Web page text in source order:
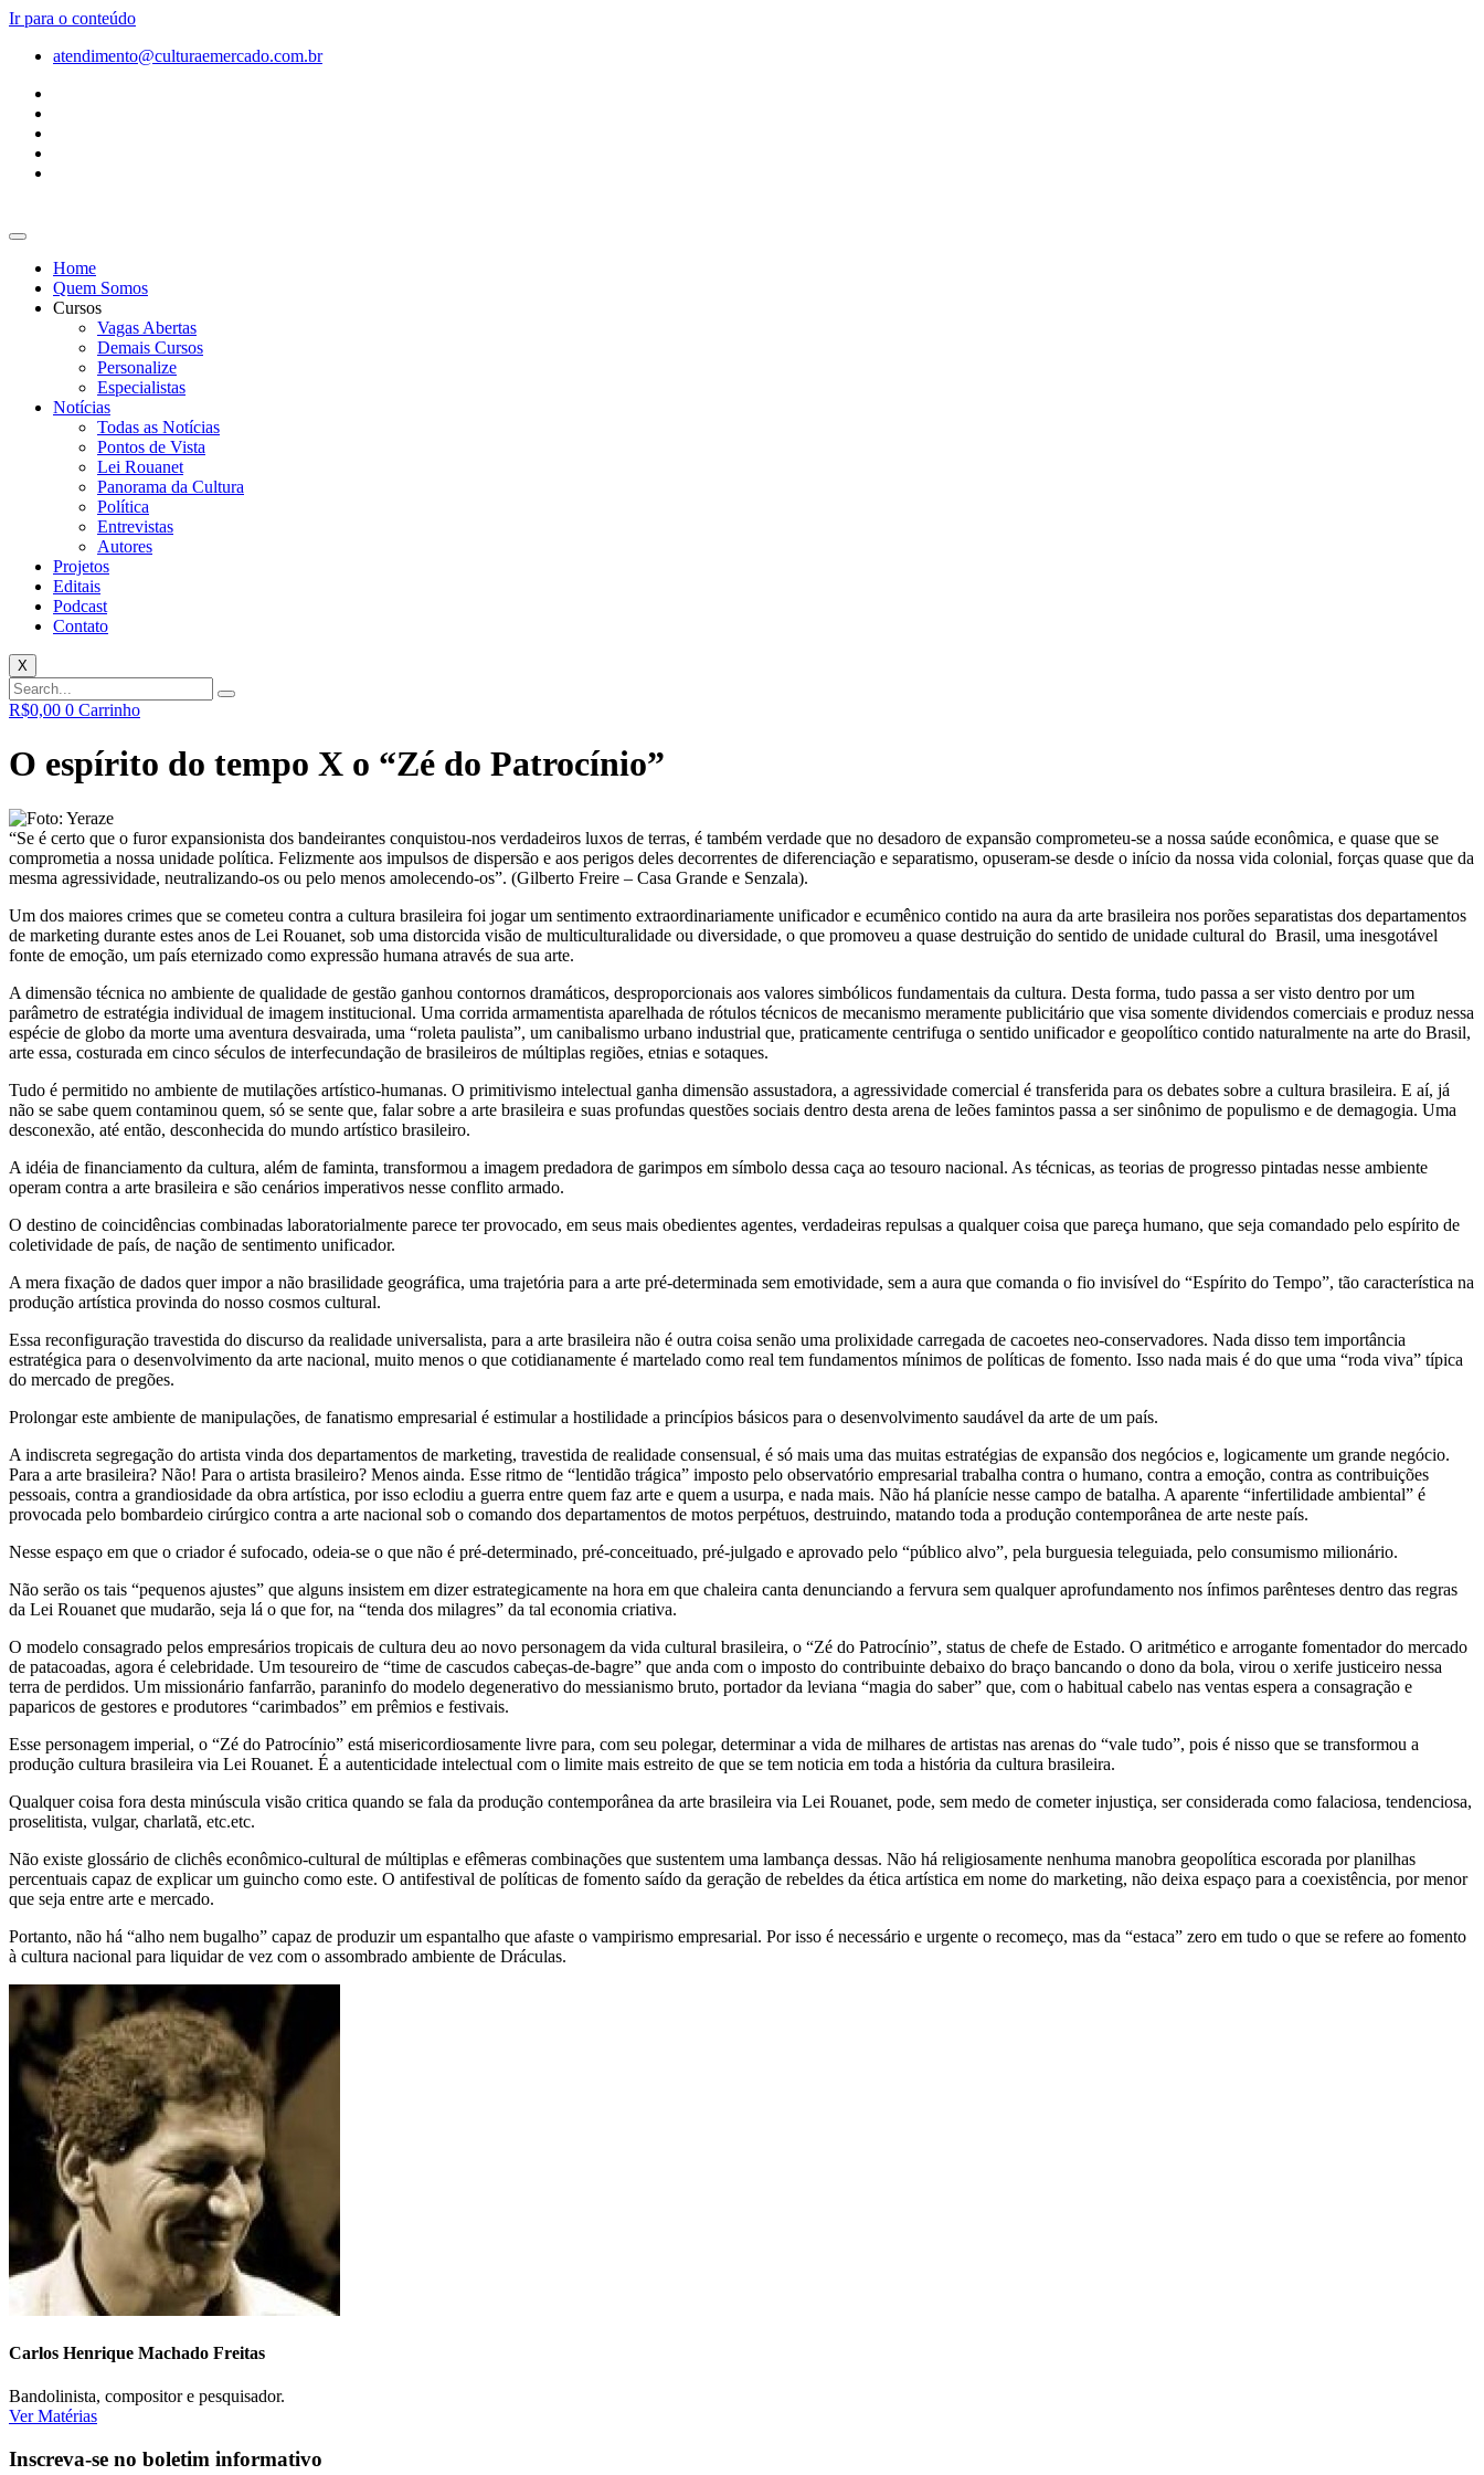
Ir para o conteúdo
atendimento@culturaemercado.com.br
Home
Quem Somos
Cursos
Vagas Abertas
Demais Cursos
Personalize
Especialistas
Notícias
Todas as Notícias
Pontos de Vista
Lei Rouanet
Panorama da Cultura
Política
Entrevistas
Autores
Projetos
Editais
Podcast
Contato
X
R$0,00 0 Carrinho
O espírito do tempo X o “Zé do Patrocínio”
“Se é certo que o furor expansionista dos bandeirantes conquistou-nos verdadeiros luxos de terras, é também verdade que no desadoro de expansão comprometeu-se a nossa saúde econômica, e quase que se
comprometia a nossa unidade política. Felizmente aos impulsos de dispersão e aos perigos deles decorrentes de diferenciação e separatismo, opuseram-se desde o início da nossa vida colonial, forças quase que da
mesma agressividade, neutralizando-os ou pelo menos amolecendo-os”. (Gilberto Freire – Casa Grande e Senzala).
Um dos maiores crimes que se cometeu contra a cultura brasileira foi jogar um sentimento extraordinariamente unificador e ecumênico contido na aura da arte brasileira nos porões separatistas dos departamentos
de marketing durante estes anos de Lei Rouanet, sob uma distorcida visão de multiculturalidade ou diversidade, o que promoveu a quase destruição do sentido de unidade cultural do Brasil, uma inesgotável
fonte de emoção, um país eternizado como expressão humana através de sua arte.
A dimensão técnica no ambiente de qualidade de gestão ganhou contornos dramáticos, desproporcionais aos valores simbólicos fundamentais da cultura. Desta forma, tudo passa a ser visto dentro por um
parâmetro de estratégia individual de imagem institucional. Uma corrida armamentista aparelhada de rótulos técnicos de mecanismo meramente publicitário que visa somente dividendos comerciais e produz nessa
espécie de globo da morte uma aventura desvairada, uma “roleta paulista”, um canibalismo urbano industrial que, praticamente centrifuga o sentido unificador e geopolítico contido naturalmente na arte do Brasil,
arte essa, costurada em cinco séculos de interfecundação de brasileiros de múltiplas regiões, etnias e sotaques.
Tudo é permitido no ambiente de mutilações artístico-humanas. O primitivismo intelectual ganha dimensão assustadora, a agressividade comercial é transferida para os debates sobre a cultura brasileira. E aí, já
não se sabe quem contaminou quem, só se sente que, falar sobre a arte brasileira e suas profundas questões sociais dentro desta arena de leões famintos passa a ser sinônimo de populismo e de demagogia. Uma
desconexão, até então, desconhecida do mundo artístico brasileiro.
A idéia de financiamento da cultura, além de faminta, transformou a imagem predadora de garimpos em símbolo dessa caça ao tesouro nacional. As técnicas, as teorias de progresso pintadas nesse ambiente
operam contra a arte brasileira e são cenários imperativos nesse conflito armado.
O destino de coincidências combinadas laboratorialmente parece ter provocado, em seus mais obedientes agentes, verdadeiras repulsas a qualquer coisa que pareça humano, que seja comandado pelo espírito de
coletividade de país, de nação de sentimento unificador.
A mera fixação de dados quer impor a não brasilidade geográfica, uma trajetória para a arte pré-determinada sem emotividade, sem a aura que comanda o fio invisível do “Espírito do Tempo”, tão característica na
produção artística provinda do nosso cosmos cultural.
Essa reconfiguração travestida do discurso da realidade universalista, para a arte brasileira não é outra coisa senão uma prolixidade carregada de cacoetes neo-conservadores. Nada disso tem importância
estratégica para o desenvolvimento da arte nacional, muito menos o que cotidianamente é martelado como real tem fundamentos mínimos de políticas de fomento. Isso nada mais é do que uma “roda viva” típica
do mercado de pregões.
Prolongar este ambiente de manipulações, de fanatismo empresarial é estimular a hostilidade a princípios básicos para o desenvolvimento saudável da arte de um país.
A indiscreta segregação do artista vinda dos departamentos de marketing, travestida de realidade consensual, é só mais uma das muitas estratégias de expansão dos negócios e, logicamente um grande negócio.
Para a arte brasileira? Não! Para o artista brasileiro? Menos ainda. Esse ritmo de “lentidão trágica” imposto pelo observatório empresarial trabalha contra o humano, contra a emoção, contra as contribuições
pessoais, contra a grandiosidade da obra artística, por isso eclodiu a guerra entre quem faz arte e quem a usurpa, e nada mais. Não há planície nesse campo de batalha. A aparente “infertilidade ambiental” é
provocada pelo bombardeio cirúrgico contra a arte nacional sob o comando dos departamentos de motos perpétuos, destruindo, matando toda a produção contemporânea de arte neste país.
Nesse espaço em que o criador é sufocado, odeia-se o que não é pré-determinado, pré-conceituado, pré-julgado e aprovado pelo “público alvo”, pela burguesia teleguiada, pelo consumismo milionário.
Não serão os tais “pequenos ajustes” que alguns insistem em dizer estrategicamente na hora em que chaleira canta denunciando a fervura sem qualquer aprofundamento nos ínfimos parênteses dentro das regras
da Lei Rouanet que mudarão, seja lá o que for, na “tenda dos milagres” da tal economia criativa.
O modelo consagrado pelos empresários tropicais de cultura deu ao novo personagem da vida cultural brasileira, o “Zé do Patrocínio”, status de chefe de Estado. O aritmético e arrogante fomentador do mercado
de patacoadas, agora é celebridade. Um tesoureiro de “time de cascudos cabeças-de-bagre” que anda com o imposto do contribuinte debaixo do braço bancando o dono da bola, virou o xerife justiceiro nessa
terra de perdidos. Um missionário fanfarrão, paraninfo do modelo degenerativo do messianismo bruto, portador da leviana “magia do saber” que, com o habitual cabelo nas ventas espera a consagração e
paparicos de gestores e produtores “carimbados” em prêmios e festivais.
Esse personagem imperial, o “Zé do Patrocínio” está misericordiosamente livre para, com seu polegar, determinar a vida de milhares de artistas nas arenas do “vale tudo”, pois é nisso que se transformou a
produção cultura brasileira via Lei Rouanet. É a autenticidade intelectual com o limite mais estreito de que se tem noticia em toda a história da cultura brasileira.
Qualquer coisa fora desta minúscula visão critica quando se fala da produção contemporânea da arte brasileira via Lei Rouanet, pode, sem medo de cometer injustiça, ser considerada como falaciosa, tendenciosa,
proselitista, vulgar, charlatã, etc.etc.
Não existe glossário de clichês econômico-cultural de múltiplas e efêmeras combinações que sustentem uma lambança dessas. Não há religiosamente nenhuma manobra geopolítica escorada por planilhas
percentuais capaz de explicar um guincho como este. O antifestival de políticas de fomento saído da geração de rebeldes da ética artística em nome do marketing, não deixa espaço para a coexistência, por menor
que seja entre arte e mercado.
Portanto, não há “alho nem bugalho” capaz de produzir um espantalho que afaste o vampirismo empresarial. Por isso é necessário e urgente o recomeço, mas da “estaca” zero em tudo o que se refere ao fomento
à cultura nacional para liquidar de vez com o assombrado ambiente de Dráculas.
Carlos Henrique Machado Freitas
Bandolinista, compositor e pesquisador.
Ver Matérias
Inscreva-se no boletim informativo